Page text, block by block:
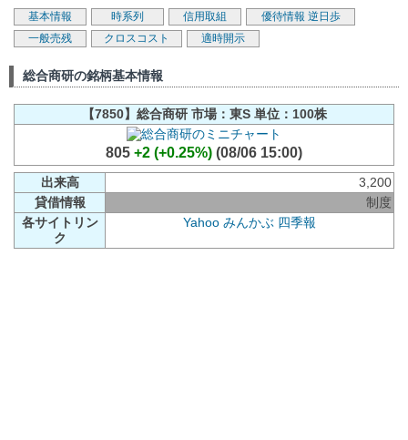
基本情報 時系列 信用取組 優待情報 逆日歩
一般売残
クロスコスト 適時開示
総合商研の銘柄基本情報
【7850】総合商研 市場：東S 単位：100株
805 +2 (+0.25%) (08/06 15:00)
出来高
3,200
貸借情報
制度
各サイトリン
ク
Yahoo みんかぶ 四季報